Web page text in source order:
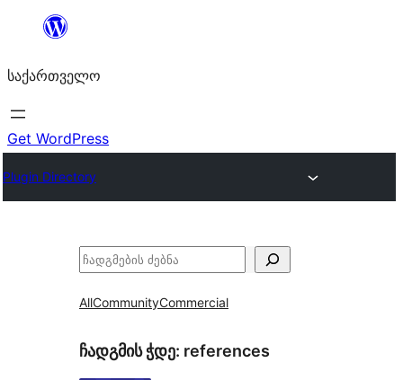
შიგთავსზე
საქართველო
Get WordPress
Plugin Directory
ძებნა
AllCommunityCommercial
ჩადგმის ჭდე: references